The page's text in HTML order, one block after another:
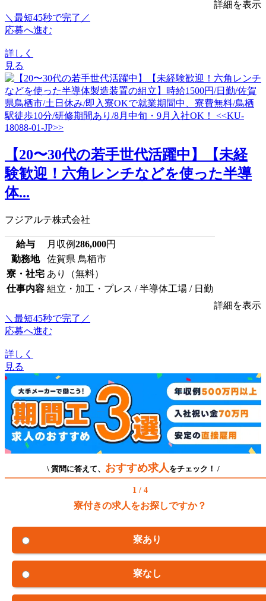
詳細を表示
＼最短45秒で完了／
応募へ進む
詳しく
見る
【20〜30代の若手世代活躍中】【未経
験歓迎！六角レンチなどを使った半導
体...
フジアルテ株式会社
給与 月収例286,000円
勤務地
佐賀県 鳥栖市
寮・社宅 あり（無料）
仕事内容 組立・加工・プレス / 半導体工場 / 日勤
詳細を表示
＼最短45秒で完了／
応募へ進む
詳しく
見る
\ 質問に答えて、 おすすめ求人 をチェック！ /
1 / 4
寮付きの求人をお探しですか？
寮あり
寮なし